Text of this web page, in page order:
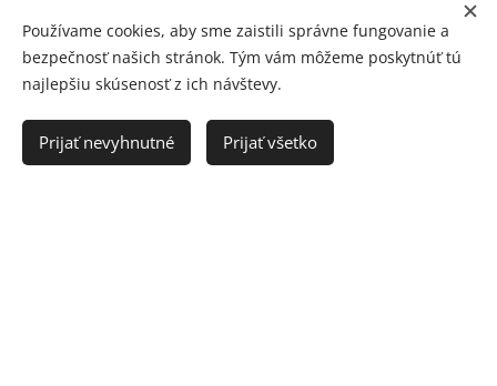
Desing byFreepik.com
Vytvorené službouWebnode
Používame cookies, aby sme zaistili správne fungovanie a
bezpečnosť našich stránok. Tým vám môžeme poskytnúť tú
najlepšiu skúsenosť z ich návštevy.
Prijať nevyhnutné Prijať všetko